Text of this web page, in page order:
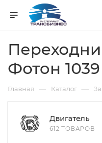
Фотон 1039
Главная — Каталог —
Двигатель
612 ТОВАРОВ